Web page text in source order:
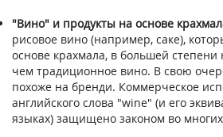
"Вино" и продукты на основе
рисовое вино (например, саке),
основе крахмала, в большей
чем традиционное вино. В свою
похоже на бренди. Коммерческое
английского слова "wine" (и его
языках) защищено законом во